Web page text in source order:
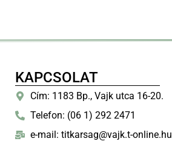
KAPCSOLAT
Cím: 1183 Bp., Vajk utca 16-20.
Telefon: (06 1) 292 2471
e-mail: titkarsag@vajk.t-online.hu